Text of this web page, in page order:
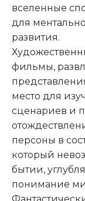
вселенные
для
развития.
фильмы,
место для
сценариев и
персоны в
который
бытии,
понимание